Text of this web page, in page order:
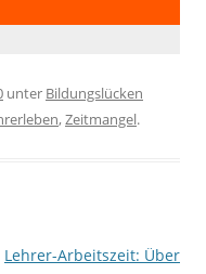
unter Bildungslücken
,Zeitmangel.
Lehrer-Arbeitszeit: Über